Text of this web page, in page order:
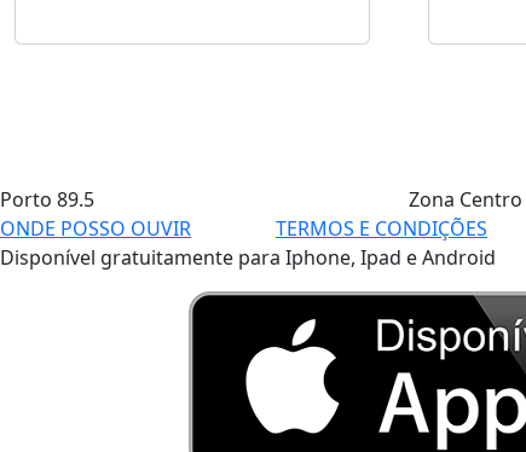
Porto 89.5 Zona
ONDE POSSO OUVIR
TERMOS E CONDIÇÕES
Disponível gratuitamente para Iphone, Ipad e Android